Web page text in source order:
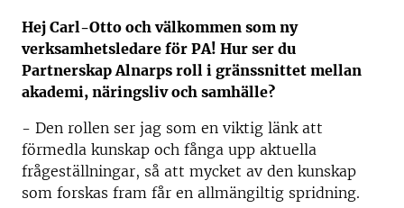
Hej Carl-Otto och välkommen som ny
verksamhetsledare för PA! Hur ser du
Partnerskap Alnarps roll i gränssnittet mellan
akademi, näringsliv och samhälle?
- Den rollen ser jag som en viktig länk att
förmedla kunskap och fånga upp aktuella
frågeställningar, så att mycket av den kunskap
som forskas fram får en allmängiltig spridning.